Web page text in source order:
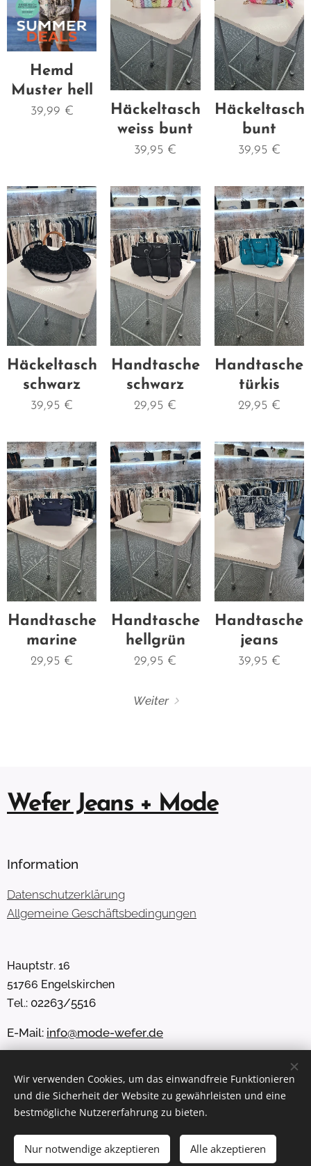
Hemd
Muster hell
39,99 €
Häckeltasche
weiss bunt
39,95 €
bunt
39,95€
Häckeltasche
schwarz
39,95 €
Handtasche
schwarz
29,95 €
Handtasche
türkis
29,95€
Handtasche
marine
29,95 €
Handtasche
hellgrün
29,95 €
Handtasche
jeans
39,95€
Weiter
Wefer Jeans + Mode
Information
Datenschutzerklärung
Allgemeine Geschäftsbedingungen
Hauptstr. 16
51766 Engelskirchen
Tel.: 02263/5516
E-Mail: info@mode-wefer.de
Instagram: @wefer_jeans_mode
Whatsapp: 0173 5454653
Cookies
Wir verwenden Cookies, um das einwandfreie Funktionieren
und die Sicherheit der Website zu gewährleisten und eine
bestmögliche Nutzererfahrung zu bieten.
Nur notwendige akzeptieren Alle akzeptieren